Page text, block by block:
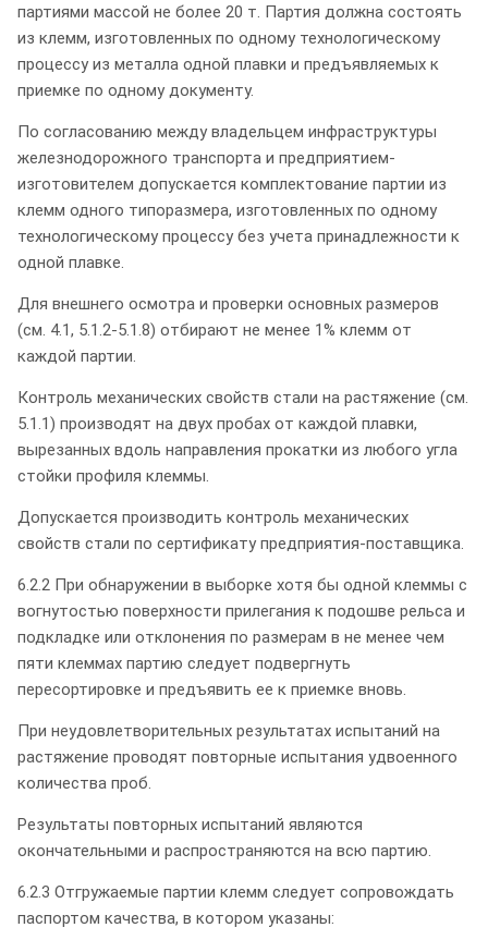
партиями массой не более 20 т. Партия должна состоять
из клемм, изготовленных по одному технологическому
процессу из металла одной плавки и предъявляемых к
приемке по одному документу.
По согласованию между владельцем инфраструктуры
железнодорожного транспорта и предприятием-
изготовителем допускается комплектование партии из
клемм одного типоразмера, изготовленных по одному
технологическому процессу без учета принадлежности к
одной плавке.
Для внешнего осмотра и проверки основных размеров
(см. 4.1, 5.1.2-5.1.8) отбирают не менее 1% клемм от
каждой партии.
Контроль механических свойств стали на растяжение (см.
5.1.1) производят на двух пробах от каждой плавки,
вырезанных вдоль направления прокатки из любого угла
стойки профиля клеммы.
Допускается производить контроль механических
свойств стали по сертификату предприятия-поставщика.
6.2.2 При обнаружении в выборке хотя бы одной клеммы с
вогнутостью поверхности прилегания к подошве рельса и
подкладке или отклонения по размерам в не менее чем
пяти клеммах партию следует подвергнуть
пересортировке и предъявить ее к приемке вновь.
При неудовлетворительных результатах испытаний на
растяжение проводят повторные испытания удвоенного
количества проб.
Результаты повторных испытаний являются
окончательными и распространяются на всю партию.
6.2.3 Отгружаемые партии клемм следует сопровождать
паспортом качества, в котором указаны: